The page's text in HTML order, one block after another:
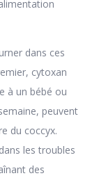
dans ces
cytoxan
à un bébé ou
peuvent
du coccyx.
les troubles
des